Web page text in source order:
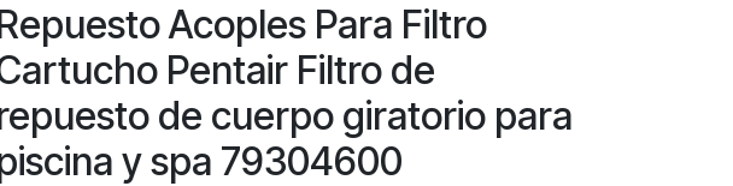
Acoples Para Filtro
Pentair Filtro de
de cuerpo giratorio para
y spa 79304600